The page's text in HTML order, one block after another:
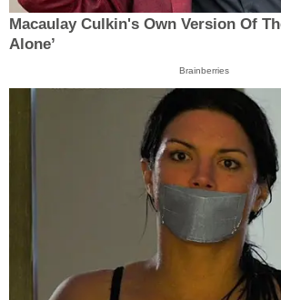
Macaulay Culkin's Own Version Of
Alone’
Brainberries